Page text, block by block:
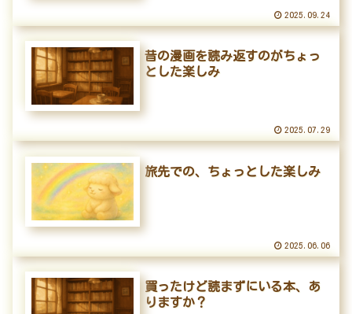
2025.09.24
昔の漫画を読み返すのがちょっ
とした楽しみ
2025.07.29
旅先での、ちょっとした楽しみ
2025.06.06
買ったけど読まずにいる本、あ
りますか？